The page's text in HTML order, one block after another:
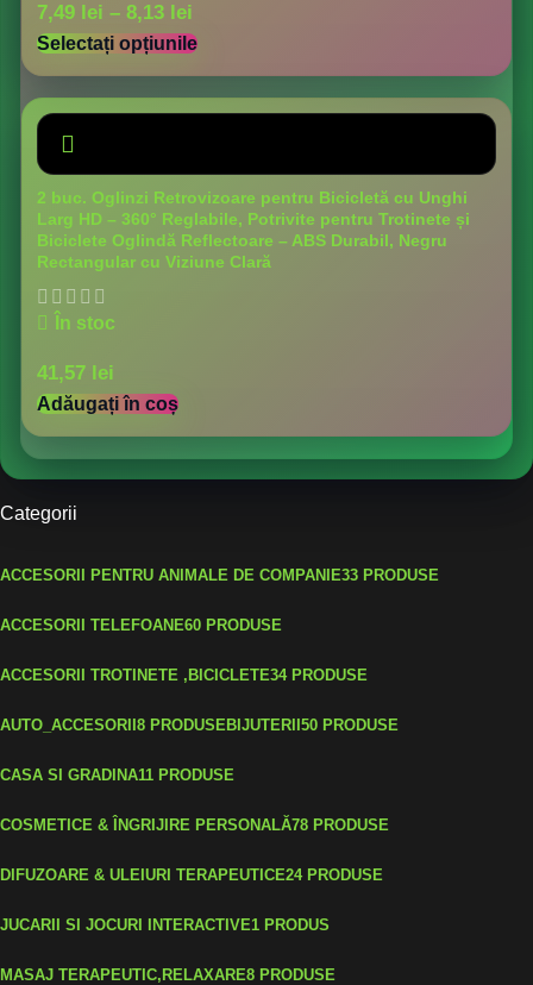
7,49 lei – 8,13 lei
Selectați opțiunile
2 buc. Oglinzi Retrovizoare pentru Bicicletă cu Unghi
Larg HD – 360° Reglabile, Potrivite pentru Trotinete și
Biciclete Oglindă Reflectoare – ABS Durabil, Negru
Rectangular cu Viziune Clară
În stoc
41,57 lei
Adăugați în coș
Categorii
ACCESORII PENTRU ANIMALE DE COMPANIE33 PRODUSE
ACCESORII TELEFOANE60 PRODUSE
ACCESORII TROTINETE ,BICICLETE34 PRODUSE
AUTO_ACCESORII8 PRODUSEBIJUTERII50 PRODUSE
CASA SI GRADINA11 PRODUSE
COSMETICE & ÎNGRIJIRE PERSONALĂ78 PRODUSE
DIFUZOARE & ULEIURI TERAPEUTICE24 PRODUSE
JUCARII SI JOCURI INTERACTIVE1 PRODUS
MASAJ TERAPEUTIC,RELAXARE8 PRODUSE